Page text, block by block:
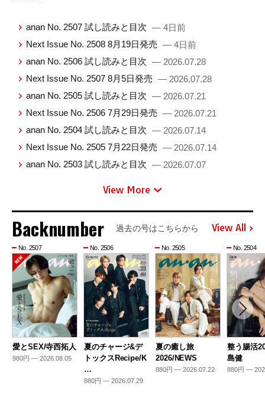
anan No. 2507 試し読みと目次 — 4日前
Next Issue No. 2508 8月19日発売 — 4日前
anan No. 2506 試し読みと目次 — 2026.07.28
Next Issue No. 2507 8月5日発売 — 2026.07.28
anan No. 2505 試し読みと目次 — 2026.07.21
Next Issue No. 2506 7月29日発売 — 2026.07.21
anan No. 2504 試し読みと目次 — 2026.07.14
Next Issue No. 2505 7月22日発売 — 2026.07.14
anan No. 2503 試し読みと目次 — 2026.07.07
View More
Backnumber 過去の号はこちらから View All
No. 2507
愛とSEX/寺西拓人
980円 — 2026.08.05
No. 2506
夏のチャージ&デ
トックスRecipe/K
…
880円 — 2026.07.29
No. 2505
夏の癒し旅
2026/NEWS
880円 — 2026.07.22
No. 2504
整う腸活
島健
880円 —